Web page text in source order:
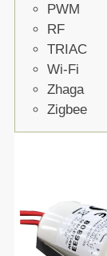
PWM
RF
TRIAC
Wi-Fi
Zhaga
Zigbee